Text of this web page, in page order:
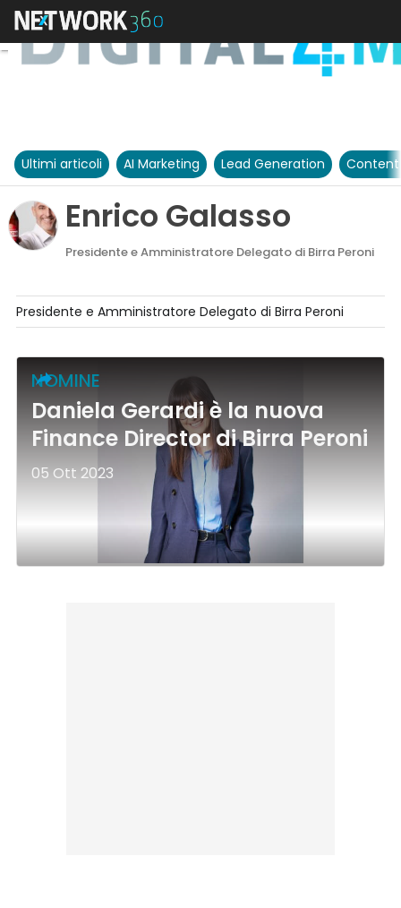
Ultimi articoli AI Marketing Lead Generation
Enrico Galasso
Presidente e Amministratore Delegato di Birra Peroni
Presidente e Amministratore Delegato di Birra Peroni
NOMINE
Daniela Gerardi è la nuova
Finance Director di Birra Peroni
05 Ott 2023